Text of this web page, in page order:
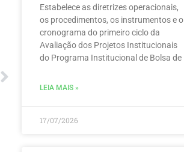
Estabelece as diretrizes operacionais,
os procedimentos, os instrumentos e o
cronograma do primeiro ciclo da
Avaliação dos Projetos Institucionais
do Programa Institucional de Bolsa de
LEIA MAIS »
17/07/2026